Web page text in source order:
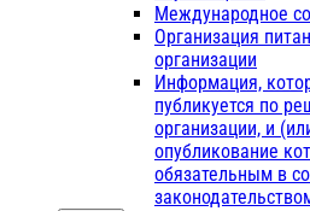
Международное
Организация
организации
Информация,
публикуется по
организации, и
опубликование
обязательным в